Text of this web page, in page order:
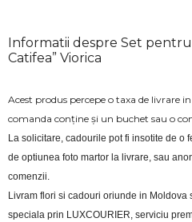
Informatii despre Set
Catifea” Viorica
Acest produs percepe o taxa de livrare
comanda conține și un buchet sau o
La solicitare, cadourile pot fi insotite de o
de optiunea foto martor la livrare, sau
comenzii.
Livram flori si cadouri oriunde in Moldova
speciala prin LUXCOURIER, serviciu